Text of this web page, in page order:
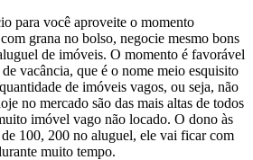
para você aproveite o momento
grana no bolso, negocie mesmo bons
de imóveis. O momento é favorável
vacância, que é o nome meio esquisito
de imóveis vagos, ou seja, não
no mercado são das mais altas de todos
imóvel vago não locado. O dono às
100, 200 no aluguel, ele vai ficar com
muito tempo.